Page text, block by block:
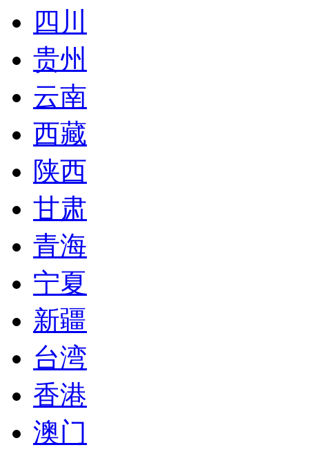
四川
贵州
云南
西藏
陕西
甘肃
青海
宁夏
新疆
台湾
香港
澳门